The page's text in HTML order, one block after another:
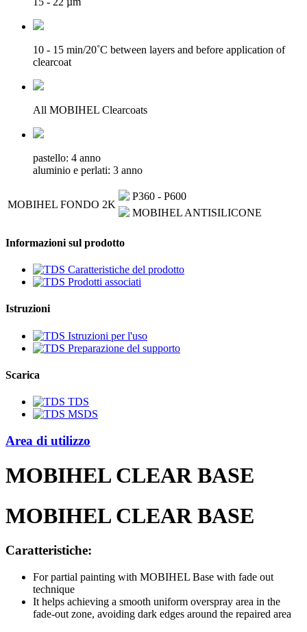
10 - 15 min/20˚C between layers and before application of
clearcoat
All MOBIHEL Clearcoats
pastello: 4 anno
aluminio e perlati: 3 anno
MOBIHEL FONDO 2K
P360 - P600
MOBIHEL ANTISILICONE
Informazioni sul prodotto
Caratteristiche del prodotto
Prodotti associati
Istruzioni
Istruzioni per l'uso
Preparazione del supporto
Scarica
TDS
MSDS
Area di utilizzo
MOBIHEL CLEAR BASE
MOBIHEL CLEAR BASE
Caratteristiche:
For partial painting with MOBIHEL Base with fade out
technique
It helps achieving a smooth uniform overspray area in the
fade-out zone, avoiding dark edges around the repaired area